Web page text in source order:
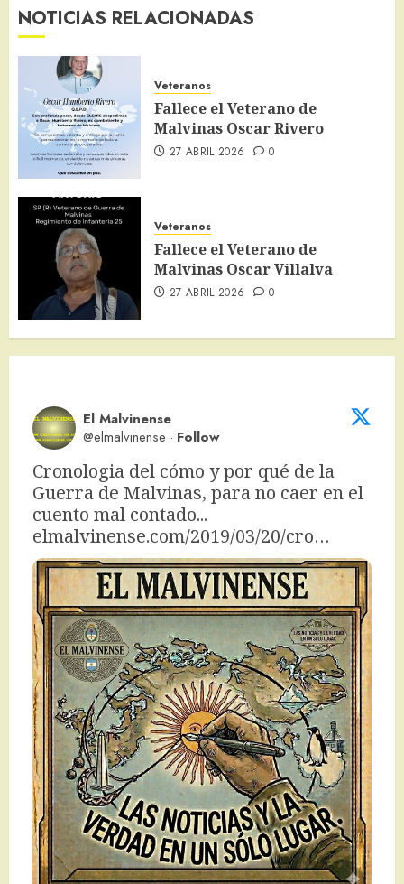
NOTICIAS RELACIONADAS
Veteranos
Fallece el Veterano de
Malvinas Oscar Rivero
27 ABRIL 2026 0
Veteranos
Fallece el Veterano de
Malvinas Oscar Villalva
27 ABRIL 2026 0
El Malvinense
@elmalvinense · Follow
Cronologia del cómo y por qué de la
Guerra de Malvinas, para no caer en el
elmalvinense.com/2019/03/20/cro…